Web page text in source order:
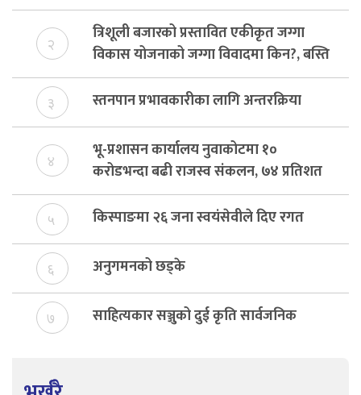
२
त्रिशूली बजारको प्रस्तावित एकीकृत जग्गा
विकास योजनाको जग्गा विवादमा किन?, बस्ति
विकास दर्ता नभए समिति विघटन हुने
३ स्तनपान प्रभावकारीका लागि अन्तरक्रिया
४
भू-प्रशासन कार्यालय नुवाकोटमा १०
करोडभन्दा बढी राजस्व संकलन, ७४ प्रतिशत
बेरुजु फर्छयौट
५ किस्पाङमा २६ जना स्वयंसेवीले दिए रगत
६ अनुगमनको छड्के
७ साहित्यकार सञ्जुको दुई कृति सार्वजनिक